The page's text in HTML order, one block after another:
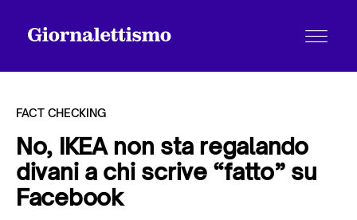
Tutti gli articoli
FACT CHECKING
No, IKEA non sta regalando
divani a chi scrive “fatto” su
Facebook